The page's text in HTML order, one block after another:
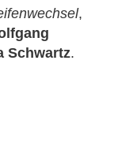
,
Schwartz.